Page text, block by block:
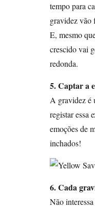
tempo para
gravidez vão
E, mesmo
crescido vai
redonda.
5. Captar a
A gravidez é
registar essa
emoções de
inchados!
6. Cada
Não